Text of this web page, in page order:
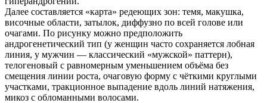
Далее составляется «карта» редеющих зон: темя, макушка,
височные области, затылок, диффузно по всей голове или
очагами. По рисунку можно предположить
андрогенетический тип (у женщин часто сохраняется лобная
линия, у мужчин — классический «мужской» паттерн),
телогеновый с равномерным уменьшением объёма без
смещения линии роста, очаговую форму с чёткими круглыми
участками, тракционное выпадение вдоль линий натяжения,
микоз с обломанными волосами.